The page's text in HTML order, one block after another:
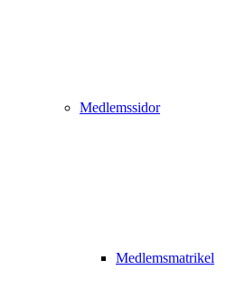
Medlemssidor
Medlemsmatrikel